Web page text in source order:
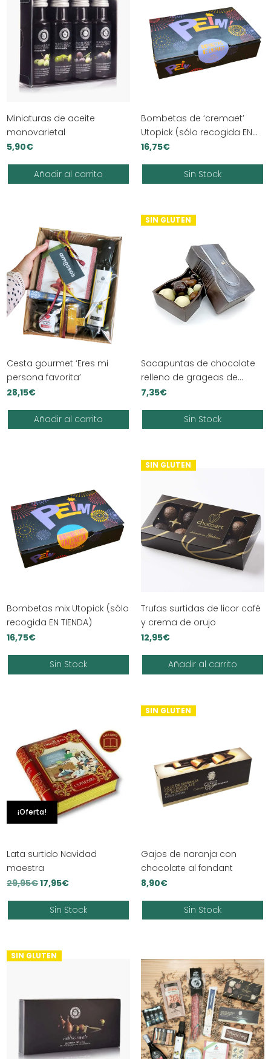
Miniaturas de aceite
monovarietal
5,90€
Añadir al carrito
Bombetas de ‘cremaet’
Utopick (sólo recogida EN
TIENDA)
16,75€
Sin Stock
Cesta gourmet ‘Eres mi
persona favorita’
28,15€
Añadir al carrito
SIN GLUTEN
Sacapuntas de chocolate
relleno de grageas de
cacahuetes de chocolate
7,35€
Sin Stock
Bombetas mix Utopick (sólo
recogida EN TIENDA)
16,75€
Sin Stock
SIN GLUTEN
Trufas surtidas de licor café
y crema de orujo
12,95€
Añadir al carrito
¡Oferta!
Lata surtido Navidad
maestra
29,95€El
precio
original
17,95€El
precio
actual
Sin Stock
SIN GLUTEN
Gajos de naranja con
chocolate al fondant
8,90€
Sin Stock
SIN GLUTEN